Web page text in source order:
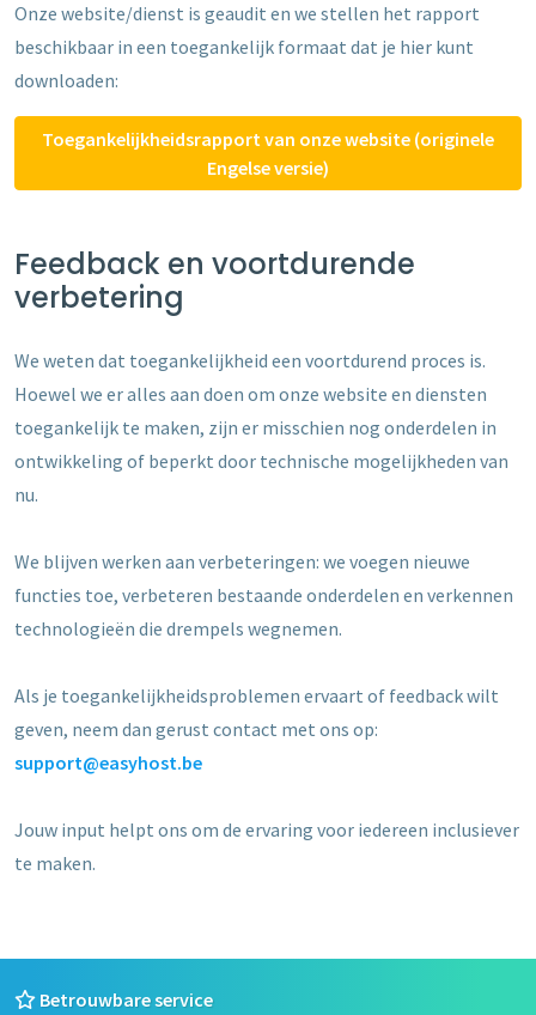
Onze website/dienst is geaudit en we stellen het rapport
beschikbaar in een toegankelijk formaat dat je hier kunt
downloaden:
Toegankelijkheidsrapport van onze website (originele
Engelse versie)
Feedback en voortdurende
verbetering
We weten dat toegankelijkheid een voortdurend proces is.
Hoewel we er alles aan doen om onze website en diensten
toegankelijk te maken, zijn er misschien nog onderdelen in
ontwikkeling of beperkt door technische mogelijkheden van
nu.
We blijven werken aan verbeteringen: we voegen nieuwe
functies toe, verbeteren bestaande onderdelen en verkennen
technologieën die drempels wegnemen.
Als je toegankelijkheidsproblemen ervaart of feedback wilt
geven, neem dan gerust contact met ons op:
support@easyhost.be
Jouw input helpt ons om de ervaring voor iedereen inclusiever
te maken.
Betrouwbare service